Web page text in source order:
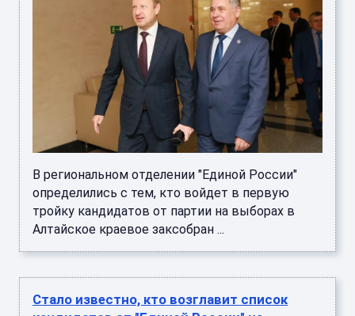
В региональном отделении "Единой России"
определились с тем, кто войдет в первую
тройку кандидатов от партии на выборах в
Алтайское краевое заксобран ...
Стало известно, кто возглавит список